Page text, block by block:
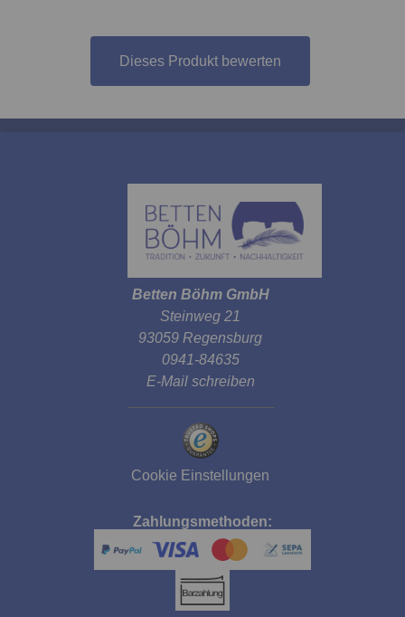
Dieses Produkt bewerten
Betten Böhm GmbH
Steinweg 21
93059 Regensburg
0941-84635
E-Mail schreiben
Cookie Einstellungen
Zahlungsmethoden: